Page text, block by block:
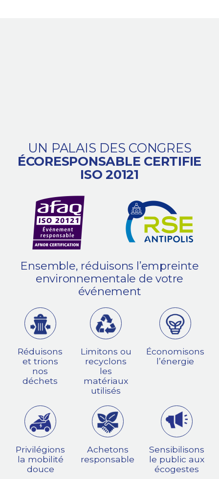
UN PALAIS DES CONGRES
ÉCORESPONSABLE CERTIFIE
ISO 20121
Ensemble, réduisons l’empreinte
environnementale de votre
événement
Réduisons
et trions
nos
déchets
Limitons ou
recyclons
les
matériaux
utilisés
Économisons
l’énergie
Privilégions
la mobilité
douce
Achetons
responsable
Sensibilisons
le public aux
écogestes